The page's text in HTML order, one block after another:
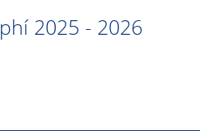
2025 - 2026